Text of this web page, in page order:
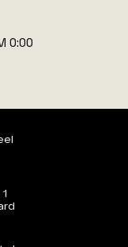
0:00